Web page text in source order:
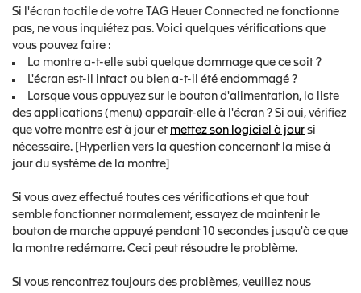
Si l'écran tactile de votre TAG Heuer Connected ne fonctionne
pas, ne vous inquiétez pas. Voici quelques vérifications que
vous pouvez faire :
La montre a-t-elle subi quelque dommage que ce soit ?
L'écran est-il intact ou bien a-t-il été endommagé ?
Lorsque vous appuyez sur le bouton d'alimentation, la liste
des applications (menu) apparaît-elle à l'écran ? Si oui, vérifiez
que votre montre est à jour et mettez son logiciel à jour si
nécessaire. [Hyperlien vers la question concernant la mise à
jour du système de la montre]
Si vous avez effectué toutes ces vérifications et que tout
semble fonctionner normalement, essayez de maintenir le
bouton de marche appuyé pendant 10 secondes jusqu'à ce que
la montre redémarre. Ceci peut résoudre le problème.
Si vous rencontrez toujours des problèmes, veuillez nous